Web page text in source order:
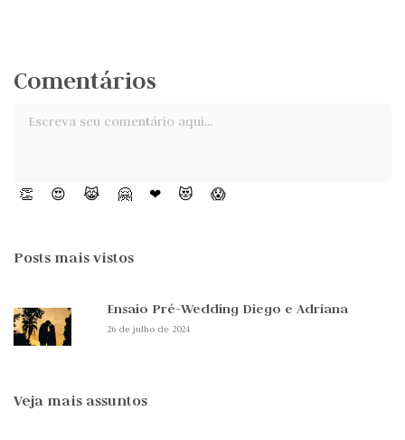
Comentários
👏 😍 😹 🤗 ❤ 😻 😱
Posts mais vistos
Ensaio Pré-Wedding Diego e Adriana
26 de julho de 2024
Veja mais assuntos